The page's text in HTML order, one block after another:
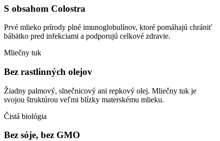
S obsahom Colostra
Prvé mlieko prírody plné imunoglobulínov, ktoré pomáhajú chrániť
bábätko pred infekciami a podporujú celkové zdravie.
Mliečny tuk
Bez rastlinných olejov
Žiadny palmový, slnečnicový ani repkový olej. Mliečny tuk je
svojou štruktúrou veľmi blízky materskému mlieku.
Čistá biológia
Bez sóje, bez GMO